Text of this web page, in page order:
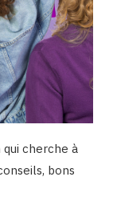
cherche à
bons